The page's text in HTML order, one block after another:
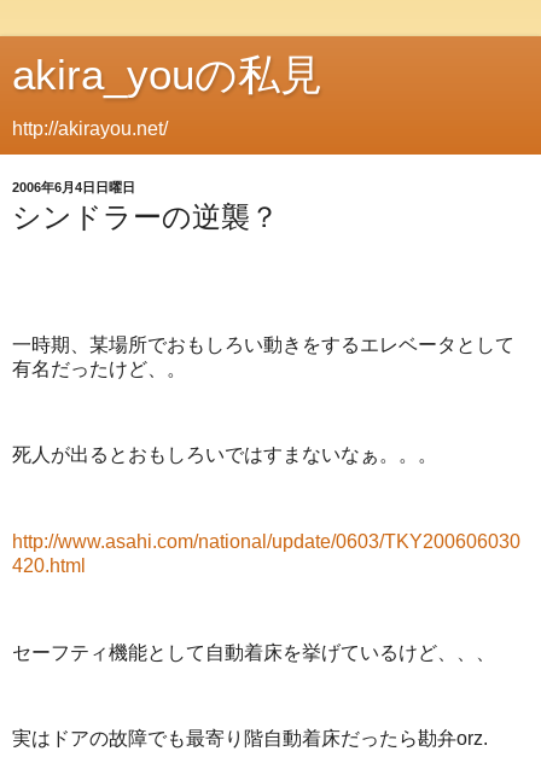
akira_youの私見
http://akirayou.net/
2006年6月4日日曜日
シンドラーの逆襲？
一時期、某場所でおもしろい動きをするエレベータとして
有名だったけど、。
死人が出るとおもしろいではすまないなぁ。。。
http://www.asahi.com/national/update/0603/TKY200606030
420.html
セーフティ機能として自動着床を挙げているけど、、、
実はドアの故障でも最寄り階自動着床だったら勘弁orz.